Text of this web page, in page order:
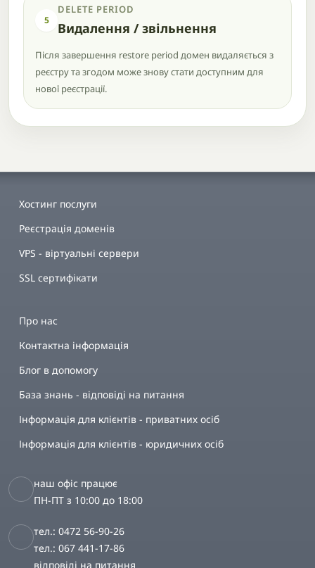
5
DELETE PERIOD
Видалення / звільнення
Після завершення restore period домен видаляється з
реєстру та згодом може знову стати доступним для
нової реєстрації.
Хостинг послуги
Реєстрація доменів
VPS - віртуальні сервери
SSL сертифікати
Про нас
Контактна інформація
Блог в допомогу
База знань - відповіді на питання
Інформація для клієнтів - приватних осіб
Інформація для клієнтів - юридичних осіб
наш офіс працює
ПН-ПТ з 10:00 до 18:00
тел.: 0472 56-90-26
тел.: 067 441-17-86
відповіді на питання